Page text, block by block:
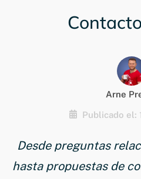
Arne
Publicado el:
Desde preguntas
hasta propuestas de